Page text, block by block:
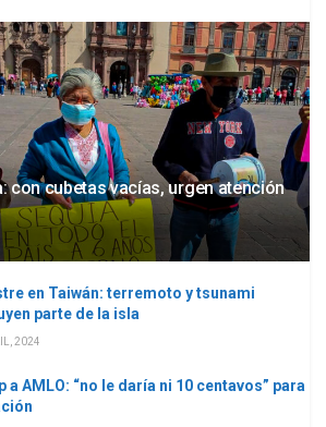
con cubetas vacías, urgen atención
en Taiwán: terremoto y tsunami
parte de la isla
2024
a AMLO: “no le daría ni 10 centavos” para